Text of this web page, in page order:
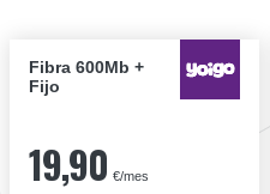
Fibra 600Mb +
Fijo
19,90 €/mes